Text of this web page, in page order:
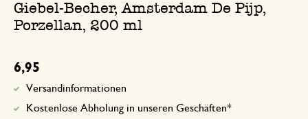
Giebel-Becher, Amsterdam De Pijp,
Porzellan, 200 ml
6,95
Versandinformationen
Kostenlose Abholung in unseren Geschäften*